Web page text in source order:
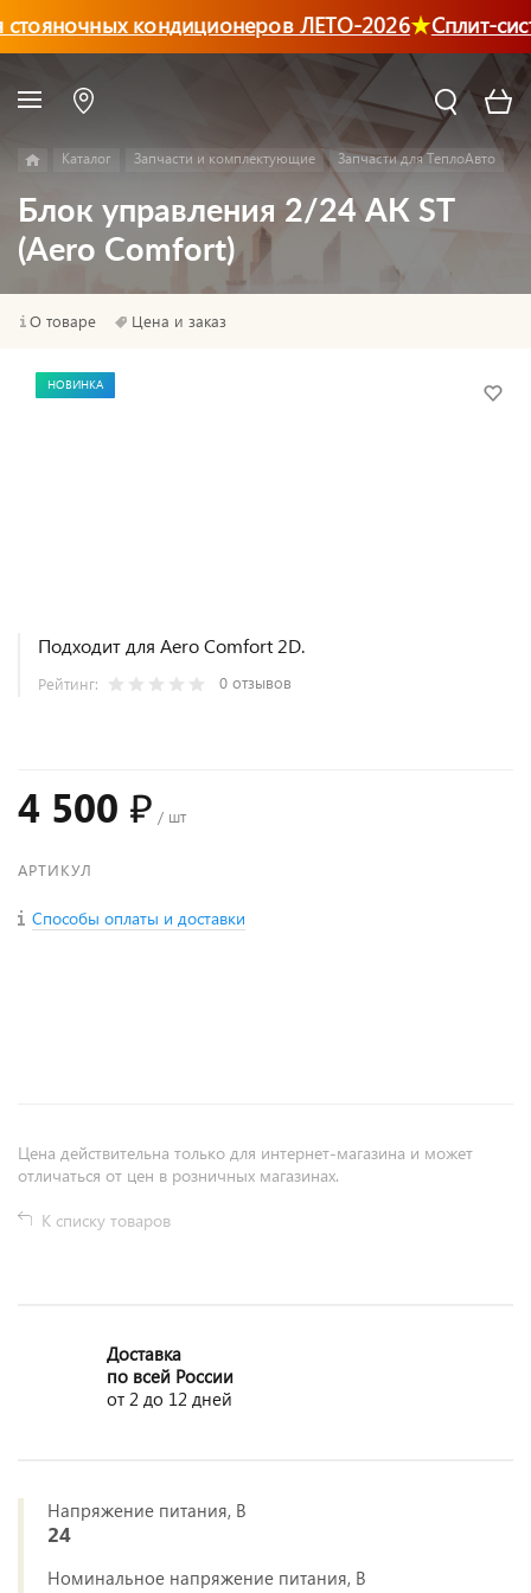
кондиционеров ЛЕТО-2026 Сплит-
Каталог Запчасти и комплектующие Запчасти для ТеплоАвто
Блок управления 2/24 АК ST
(Aero Comfort)
О товаре Цена и заказ
НОВИНКА
Подходит для Aero Comfort 2D.
Рейтинг: 0 отзывов
4 500 ₽ / шт
АРТИКУЛ
Способы оплаты и доставки
Цена действительна только для интернет-магазина и может
отличаться от цен в розничных магазинах.
К списку товаров
Доставка
по всей России
от 2 до 12 дней
Напряжение питания, В
24
Номинальное напряжение питания, В